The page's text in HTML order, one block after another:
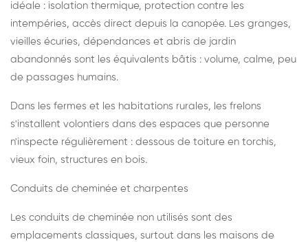
idéale : isolation thermique, protection contre les
intempéries, accès direct depuis la canopée. Les granges,
vieilles écuries, dépendances et abris de jardin
abandonnés sont les équivalents bâtis : volume, calme, peu
de passages humains.
Dans les fermes et les habitations rurales, les frelons
s'installent volontiers dans des espaces que personne
n'inspecte régulièrement : dessous de toiture en torchis,
vieux foin, structures en bois.
Conduits de cheminée et charpentes
Les conduits de cheminée non utilisés sont des
emplacements classiques, surtout dans les maisons de